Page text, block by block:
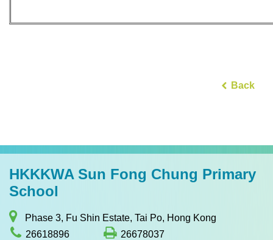
Back
HKKKWA Sun Fong Chung Primary
School
Phase 3, Fu Shin Estate, Tai Po, Hong Kong
26618896
26678037